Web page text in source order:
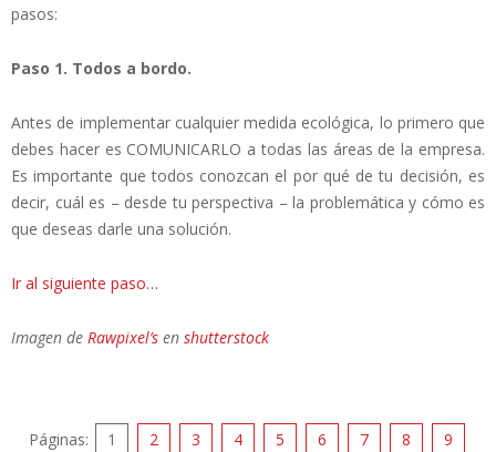
pasos:
Paso 1. Todos a bordo.
Antes de implementar cualquier medida ecológica, lo primero que
debes hacer es COMUNICARLO a todas las áreas de la empresa.
Es importante que todos conozcan el por qué de tu decisión, es
decir, cuál es – desde tu perspectiva – la problemática y cómo es
que deseas darle una solución.
Ir al siguiente paso…
Imagen de Rawpixel’s en shutterstock
Páginas: 1 2 3 4 5 6 7 8 9